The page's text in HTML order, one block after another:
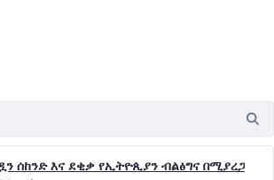
ሰከንድ እና ደቂቃ የኢትዮጲያን ብልፅግና